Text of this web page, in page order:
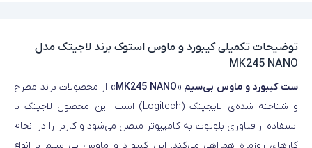
توضیحات تکمیلیکیبورد و ماوس استوک برند لاجیتک مدل
MK245 NANO
ست کیبورد و ماوس بی‌سیم «MK245 NANO»
از محصولات برند مطرح
و شناخته شده‌ی لایجیتک (Logitech) است. این محصول لاجیتک با
استفاده از فناوری بلوتوث به کامپیوتر متصل می‌شود و کاربر را در انجام